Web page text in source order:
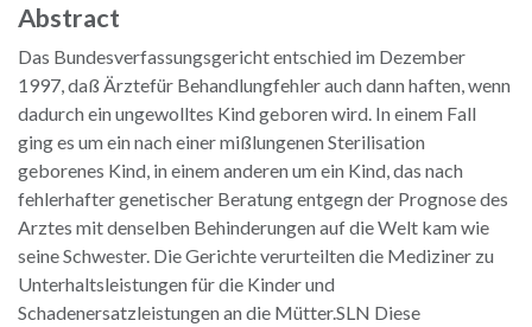
Abstract
Das Bundesverfassungsgericht entschied im Dezember
1997, daß Ärztefür Behandlungfehler auch dann haften, wenn
dadurch ein ungewolltes Kind geboren wird. In einem Fall
ging es um ein nach einer mißlungenen Sterilisation
geborenes Kind, in einem anderen um ein Kind, das nach
fehlerhafter genetischer Beratung entgegn der Prognose des
Arztes mit denselben Behinderungen auf die Welt kam wie
seine Schwester. Die Gerichte verurteilten die Mediziner zu
Unterhaltsleistungen für die Kinder und
Schadenersatzleistungen an die Mütter.SLN Diese